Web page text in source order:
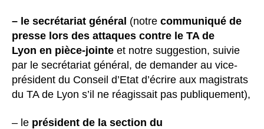
– le secrétariat général (notre communiqué de
presse lors des attaques contre le TA de
Lyon en pièce-jointe et notre suggestion, suivie
par le secrétariat général, de demander au vice-
président du Conseil d’Etat d’écrire aux magistrats
du TA de Lyon s’il ne réagissait pas publiquement),
– le président de la section du